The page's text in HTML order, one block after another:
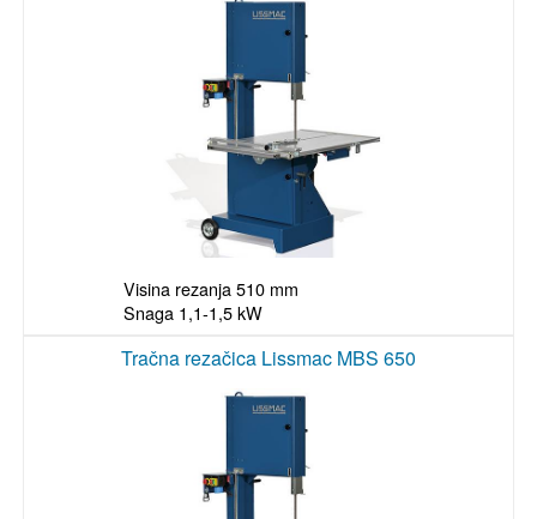
Visina rezanja 510 mm
Snaga 1,1-1,5 kW
Tračna rezačica Lissmac MBS 650